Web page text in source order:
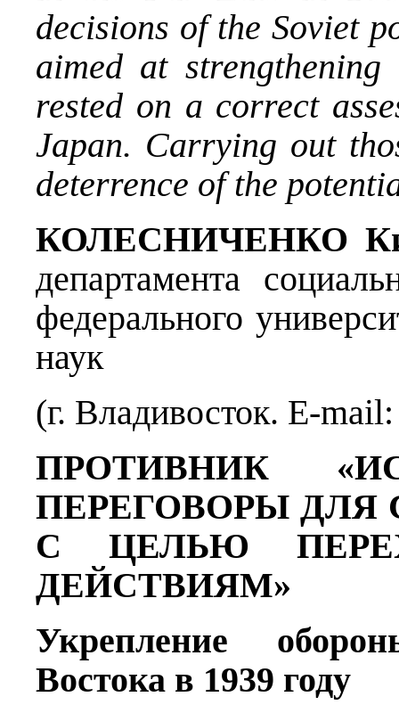
decisions of the Soviet
aimed at
rested on a correct
Japan. Carrying out
deterrence of the
КОЛЕСНИЧЕНКО
департамента
федерального
наук
(г. Владивосток. E-
ПРОТИВНИК
ПЕРЕГОВОРЫ ДЛЯ
С ЦЕЛЬЮ
ДЕЙСТВИЯМ»
Укрепление
Востока в 1939 году